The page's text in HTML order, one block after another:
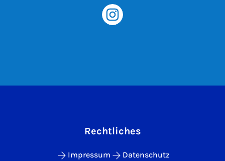
Rechtliches
Impressum
Datenschutz